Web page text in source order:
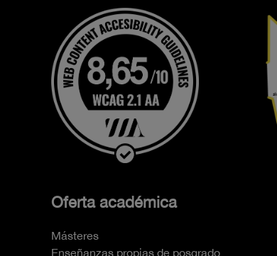
Oferta académica
Másteres
Enseñanzas propias de posgrado